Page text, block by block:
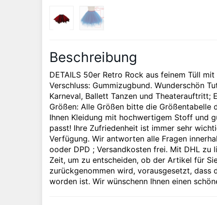
Beschreibung
DETAILS 50er Retro Rock aus feinem Tüll
Verschluss: Gummizugbund. Wunderschön
Karneval, Ballett Tanzen und Theaterauftritt;
Größen: Alle Größen bitte die Größentabelle
Ihnen Kleidung mit hochwertigem Stoff und
passt! Ihre Zufriedenheit ist immer sehr
Verfügung. Wir antworten alle Fragen
ooder DPD ; Versandkosten frei. Mit DHL zu
Zeit, um zu entscheiden, ob der Artikel für
zurückgenommen wird, vorausgesetzt, dass
worden ist. Wir wünschenn Ihnen einen